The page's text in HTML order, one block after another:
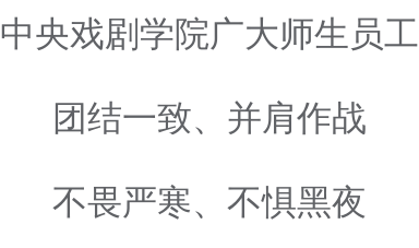
中央戏剧学院广大师生员工
团结一致、并肩作战
不畏严寒、不惧黑夜